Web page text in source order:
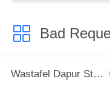
Bad
Wastafel Dapur Stainless Steel Apron